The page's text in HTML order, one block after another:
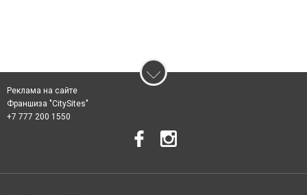
Реклама на сайте
Франшиза "CitySites"
+7 777 200 1550